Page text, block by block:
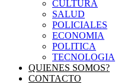
CULTURA
SALUD
POLICIALES
ECONOMIA
POLITICA
TECNOLOGIA
QUIENES SOMOS?
CONTACTO